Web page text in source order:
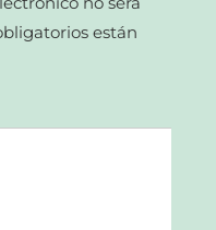
están